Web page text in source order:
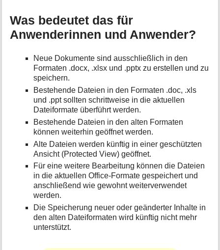
Was bedeutet das für
Anwenderinnen und Anwender?
Neue Dokumente sind ausschließlich in den
Formaten .docx, .xlsx und .pptx zu erstellen und zu
speichern.
Bestehende Dateien in den Formaten .doc, .xls
und .ppt sollten schrittweise in die aktuellen
Dateiformate überführt werden.
Bestehende Dateien in den alten Formaten
können weiterhin geöffnet werden.
Alte Dateien werden künftig in einer geschützten
Ansicht (Protected View) geöffnet.
Für eine weitere Bearbeitung können die Dateien
in die aktuellen Office-Formate gespeichert und
anschließend wie gewohnt weiterverwendet
werden.
Die Speicherung neuer oder geänderter Inhalte in
den alten Dateiformaten wird künftig nicht mehr
unterstützt.